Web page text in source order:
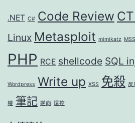
.NET C# Code Review
Linux Metasploit mimikatz
PHP RCE shellcode SQL
Wordpress Write up XSS 免殺 反
權 筆記 逆向 遠控